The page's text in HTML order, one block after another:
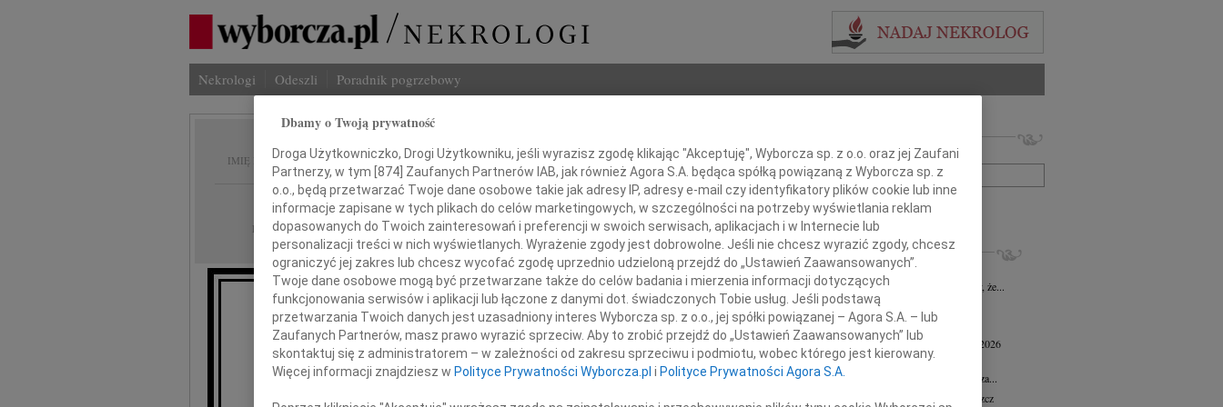
Nekrologi Odeszli Poradnik pogrzebowy
IMIĘ I NAZWISKO: Teresa Gólska
REGION: Bydgoszcz
DATA EMISJI: 18.07.2012
14 lipca 2012 roku opatrzona sakramentami świętymi odeszła
do Boga nasza kochana Żona, Mama i Babcia
Imię i nazwisko lub numer ogłoszenia:
+ szukanie zaawansowane
INNE NEKROLOGI
Jerzy Marcisz02.07.2026Bydgoszcz
Z głębokim żalem i smutkiem zawiadamiamy, że...
Maria Kisiel 20.05.2026
Dnia 13 maja 2026 zmarła Maria Kisiel...
Konrad Antoni Minkiewicz wiek: 78
18.05.2026
Bydgoszcz
Trzeba pamiętać o nieustannej wdzięczności za...
Bydgoszcz
Dbamy o Twoją prywatność
Droga Użytkowniczko, Drogi Użytkowniku, jeśli wyrazisz zgodę klikając "Akceptuję", Wyborcza sp. z o.o. oraz jej Zaufani
Partnerzy, w tym [ 874 ] Zaufanych Partnerów IAB, jak również Agora S.A. będąca spółką powiązaną z Wyborcza sp. z
o.o., będą przetwarzać Twoje dane osobowe takie jak adresy IP, adresy e-mail czy identyfikatory plików cookie lub inne
informacje zapisane w tych plikach do celów marketingowych, w szczególności na potrzeby wyświetlania reklam
dopasowanych do Twoich zainteresowań i preferencji w swoich serwisach, aplikacjach i w Internecie lub
personalizacji treści w nich wyświetlanych. Wyrażenie zgody jest dobrowolne. Jeśli nie chcesz wyrazić zgody, chcesz
ograniczyć jej zakres lub chcesz wycofać zgodę uprzednio udzieloną przejdź do „Ustawień Zaawansowanych”.
Twoje dane osobowe mogą być przetwarzane także do celów badania i mierzenia informacji dotyczących
funkcjonowania serwisów i aplikacji lub łączone z danymi dot. świadczonych Tobie usług. Jeśli podstawą
przetwarzania Twoich danych jest uzasadniony interes Wyborcza sp. z o.o., jej spółki powiązanej – Agora S.A. – lub
Zaufanych Partnerów, masz prawo wyrazić sprzeciw. Aby to zrobić przejdź do „Ustawień Zaawansowanych” lub
skontaktuj się z administratorem – w zależności od zakresu sprzeciwu i podmiotu, wobec którego jest kierowany.
Więcej informacji znajdziesz w Polityce Prywatności Wyborcza.pl i Polityce Prywatności Agora S.A.